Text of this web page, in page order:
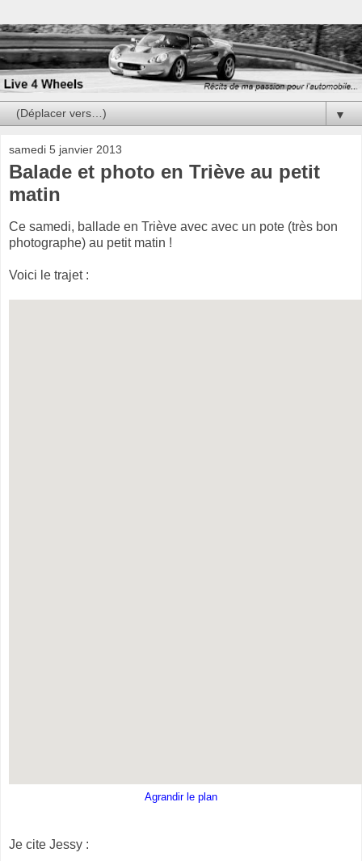
▼
samedi 5 janvier 2013
Balade et photo en Triève au petit
matin
Ce samedi, ballade en Triève avec avec un pote (très bon
photographe) au petit matin !
Voici le trajet :
Agrandir le plan
Je cite Jessy :